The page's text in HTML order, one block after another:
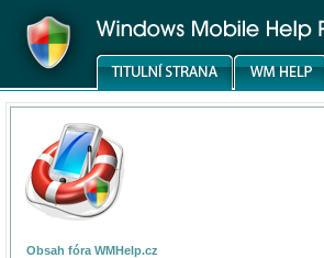
Obsah fóra WMHelp.cz